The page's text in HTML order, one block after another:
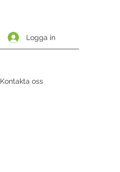
Logga in
Kontakta oss